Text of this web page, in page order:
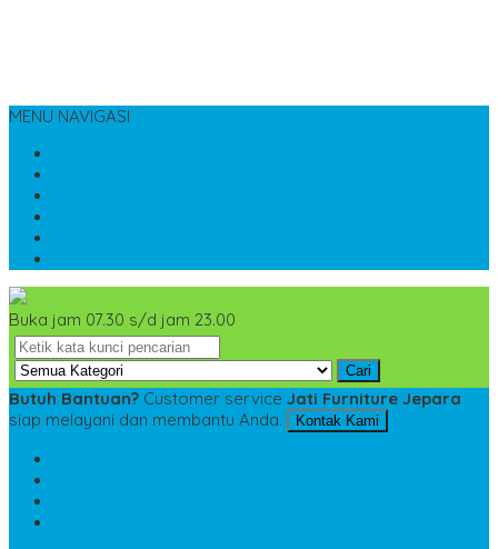
MENU NAVIGASI
Buka jam 07.30 s/d jam 23.00
Cari
Butuh Bantuan? Customer service Jati Furniture Jepara
siap melayani dan membantu Anda.
Kontak Kami